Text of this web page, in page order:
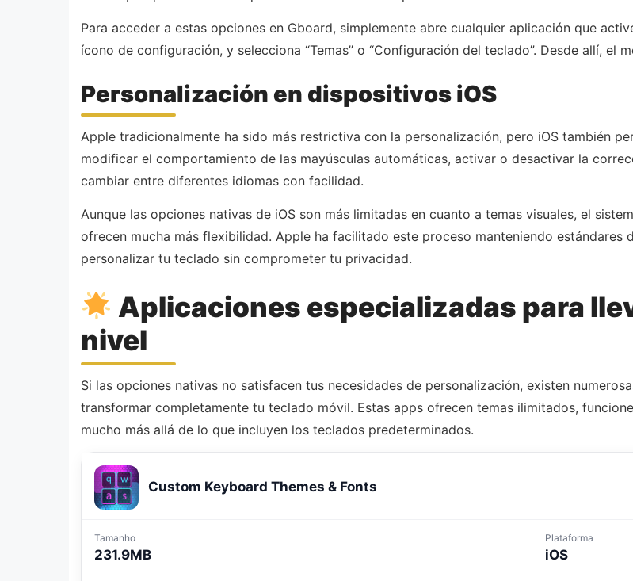
Para acceder a estas opciones en Gboard, simplemente abre cualquier aplicación que
ícono de configuración, y selecciona “Temas” o “Configuración del teclado”. Desde allí, el
Personalización en dispositivos iOS
Apple tradicionalmente ha sido más restrictiva con la personalización, pero iOS también
modificar el comportamiento de las mayúsculas automáticas, activar o desactivar la
cambiar entre diferentes idiomas con facilidad.
Aunque las opciones nativas de iOS son más limitadas en cuanto a temas visuales, el
ofrecen mucha más flexibilidad. Apple ha facilitado este proceso manteniendo estándares
personalizar tu teclado sin comprometer tu privacidad.
Aplicaciones especializadas para
nivel
Si las opciones nativas no satisfacen tus necesidades de personalización, existen
transformar completamente tu teclado móvil. Estas apps ofrecen temas ilimitados,
mucho más allá de lo que incluyen los teclados predeterminados.
Custom Keyboard Themes & Fonts
Tamanho
231.9MB
Plataforma
iOS